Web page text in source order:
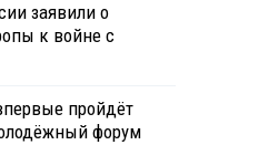
заявили о
к войне с
пройдёт
форум